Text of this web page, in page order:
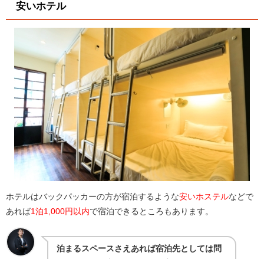
安いホテル
ホテルはバックパッカーの方が宿泊するような安いホステルなどで
あれば1泊1,000円以内で宿泊できるところもあります。
泊まるスペースさえあれば宿泊先としては問